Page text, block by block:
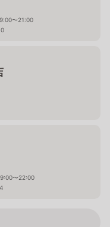
〜21:00
〜22:00